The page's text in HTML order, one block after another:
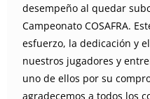
desempeño al quedar
Campeonato COSAFRA.
esfuerzo, la dedicación y
nuestros jugadores y
uno de ellos por su
agradecemos a todos los